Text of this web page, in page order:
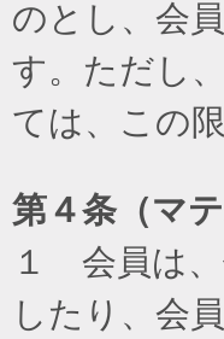
のとし、会
す。ただし
ては、この
第４条（マ
１ 会員は、
したり、会